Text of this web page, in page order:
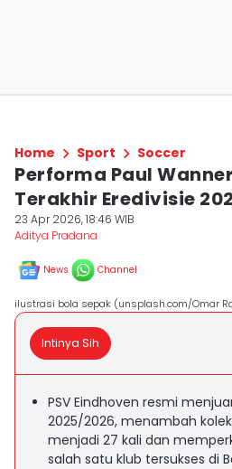
Home Sport Soccer
Performa Paul
Terakhir Eredivisie
23 Apr 2026, 18:46 WIB
Aditya Pradana
News Channel
ilustrasi bola sepak (unsplash.com/Omar
Intinya Sih
PSV Eindhoven resmi
2025/2026, menambah
menjadi 27 kali dan
salah satu klub tersukses di